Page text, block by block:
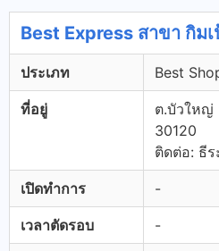
Best Express สาขา กิม
ประเภท Best
ที่อยู่
ต.บัวใหญ่
30120
ติดต่อ: ธี
เปิดทำการ -
เวลาตัดรอบ -